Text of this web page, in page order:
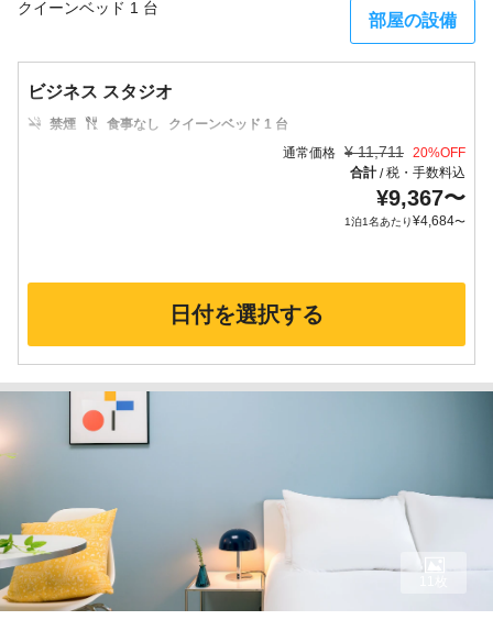
クイーンベッド 1 台
部屋の設備
ビジネス スタジオ
禁煙 食事なし
クイーンベッド 1 台
通常価格 ¥ 11,711 20%OFF
合計/税・手数料込
¥9,367〜
1泊1名あたり¥4,684〜
日付を選択する